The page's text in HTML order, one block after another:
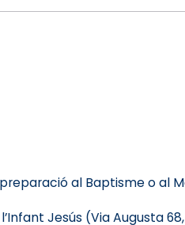
al Baptisme o al
Jesús (Via Augusta